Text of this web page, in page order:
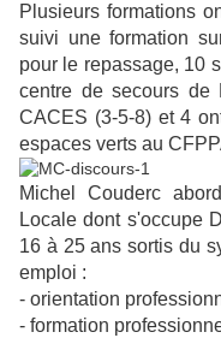
Plusieurs formations
suivi une formation
pour le repassage, 10
centre de secours de
CACES (3-5-8) et 4
espaces verts au
Michel Couderc
Locale dont s'occupe
16 à 25 ans sortis du
emploi :
- orientation
- formation